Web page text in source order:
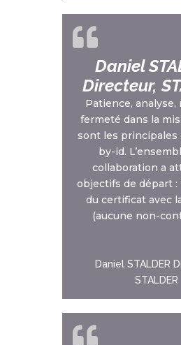
Daniel
Directeur,
Patience, analyse,
fermeté dans la
sont les principales
by-id.
collaboration a
objectifs de départ :
du certificat avec
(aucune non-
Daniel STALDER
STALDER